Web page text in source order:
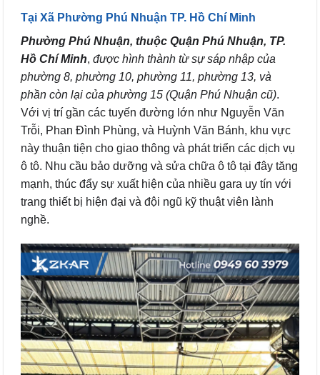
Tại Xã Phường Phú Nhuận TP. Hồ Chí Minh
Phường Phú Nhuận, thuộc Quận Phú Nhuận, TP.
Hồ Chí Minh, được hình thành từ sự sáp nhập của
phường 8, phường 10, phường 11, phường 13, và
phần còn lại của phường 15 (Quận Phú Nhuận cũ).
Với vị trí gần các tuyến đường lớn như Nguyễn Văn
Trỗi, Phan Đình Phùng, và Huỳnh Văn Bánh, khu vực
này thuận tiện cho giao thông và phát triển các dịch vụ
ô tô. Nhu cầu bảo dưỡng và sửa chữa ô tô tại đây tăng
mạnh, thúc đẩy sự xuất hiện của nhiều gara uy tín với
trang thiết bị hiện đại và đội ngũ kỹ thuật viên lành
nghề.